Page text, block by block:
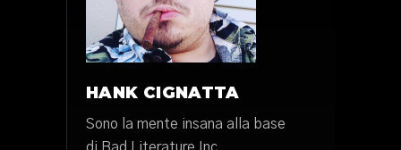
HANK CIGNATTA
Sono la mente insana alla base